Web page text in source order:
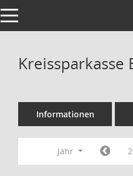
Toggle navigation
Kreissparkasse
Informationen
Jahr